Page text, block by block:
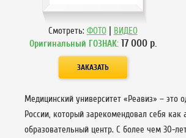
Смотреть: ФОТО | ВИДЕО
Оригинальный ГОЗНАК: 17 000р.
Медицинский университет «Реавиз» – это
России, который зарекомендовал себя как
образовательный центр. С более чем 30-